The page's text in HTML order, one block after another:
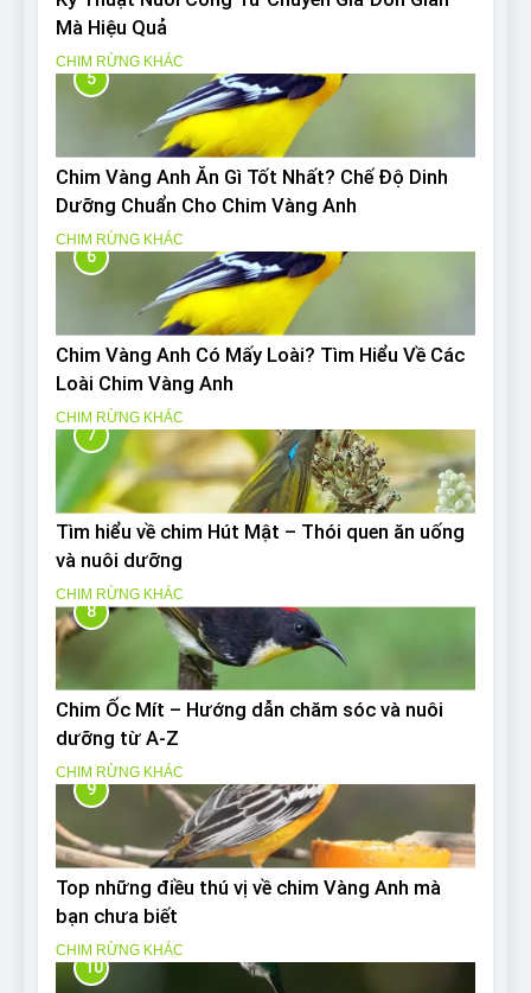
Mà Hiệu Quả
CHIM RỪNG KHÁC
5
Chim Vàng Anh Ăn Gì Tốt Nhất? Chế Độ Dinh
Dưỡng Chuẩn Cho Chim Vàng Anh
CHIM RỪNG KHÁC
6
Chim Vàng Anh Có Mấy Loài? Tìm Hiểu Về Các
Loài Chim Vàng Anh
CHIM RỪNG KHÁC
7
Tìm hiểu về chim Hút Mật – Thói quen ăn uống
và nuôi dưỡng
CHIM RỪNG KHÁC
8
Chim Ốc Mít – Hướng dẫn chăm sóc và nuôi
dưỡng từ A-Z
CHIM RỪNG KHÁC
9
Top những điều thú vị về chim Vàng Anh mà
bạn chưa biết
CHIM RỪNG KHÁC
10